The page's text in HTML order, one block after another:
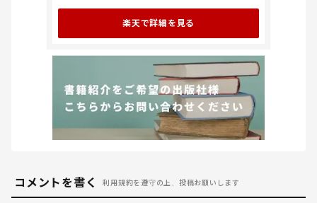
楽天で詳細を見る
コメントを書く 利用規約を遵守の上、投稿お願いします